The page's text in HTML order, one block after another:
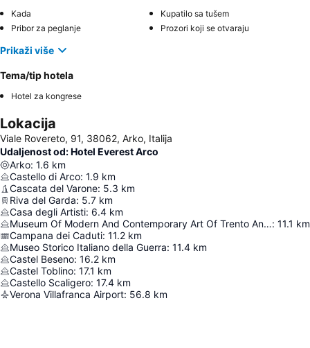
Kada
Kupatilo sa tušem
Pribor za peglanje
Prozori koji se otvaraju
Prikaži više
Tema/tip hotela
Hotel za kongrese
Lokacija
Viale Rovereto, 91, 38062, Arko, Italija
Udaljenost od: Hotel Everest Arco
Arko: 1.6 km
Castello di Arco: 1.9 km
Cascata del Varone: 5.3 km
Riva del Garda: 5.7 km
Casa degli Artisti: 6.4 km
Museum Of Modern And Contemporary Art Of Trento And Rovereto: 11.1 km
Campana dei Caduti: 11.2 km
Museo Storico Italiano della Guerra: 11.4 km
Castel Beseno: 16.2 km
Castel Toblino: 17.1 km
Castello Scaligero: 17.4 km
Verona Villafranca Airport: 56.8 km